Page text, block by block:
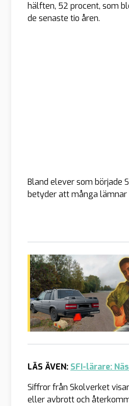
hälften, 52 procent, som
de senaste tio åren.
Bland elever som började
betyder att många
LÄS ÄVEN: SFI-lärare:
Siffror från Skolverket
eller avbrott och